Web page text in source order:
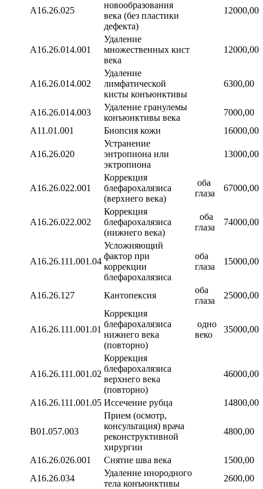
А16.26.025
новообразования
века (без пластики
дефекта)
12000,00
А16.26.014.001
Удаление
множественных кист
века
12000,00
А16.26.014.002
Удаление
лимфатической
кисты конъюнктивы
6300,00
А16.26.014.003
Удаление гранулемы
конъюнктивы века
7000,00
А11.01.001
Биопсия кожи 16000,00
А16.26.020
Устранение
энтропиона или
эктропиона
13000,00
А16.26.022.001
Коррекция
блефарохалязиса
(верхнего века)
оба
глаза
67000,00
А16.26.022.002
Коррекция
блефарохалязиса
(нижнего века)
оба
глаза
74000,00
A16.26.111.001.04
Усложняющий
фактор при
коррекции
блефарохалязиса
оба
глаза
15000,00
А16.26.127 Кантопексия
оба
глаза
25000,00
A16.26.111.001.01
Коррекция
блефарохалязиса
нижнего века
(повторно)
одно
веко
35000,00
A16.26.111.001.02
Коррекция
блефарохалязиса
верхнего века
(повторно)
46000,00
A16.26.111.001.05 Иссечение рубца 14800,00
В01.057.003
Прием (осмотр,
консультация) врача
реконструктивной
хирургии
4800,00
А16.26.026.001 Снятие шва века
1500,00
А16.26.034
Удаление инородного
тела конъюнктивы
2600,00